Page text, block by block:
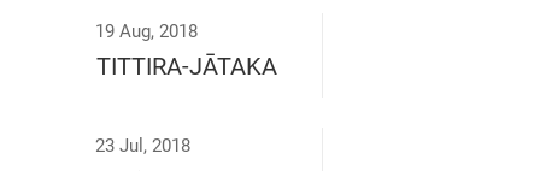
19 Aug, 2018
TITTIRA-JĀTAKA
23 Jul, 2018